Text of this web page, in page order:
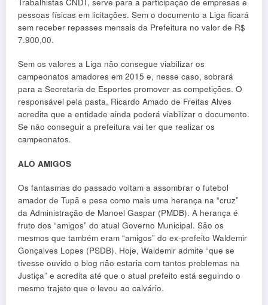
pessoas físicas em licitações. Sem o documento a Liga ficará
sem receber repasses mensais da Prefeitura no valor de R$
7.900,00.
Sem os valores a Liga não consegue viabilizar os
campeonatos amadores em 2015 e, nesse caso, sobrará
para a Secretaria de Esportes promover as competições. O
responsável pela pasta, Ricardo Amado de Freitas Alves
acredita que a entidade ainda poderá viabilizar o documento.
Se não conseguir a prefeitura vai ter que realizar os
campeonatos.
ALÔ AMIGOS
Os fantasmas do passado voltam a assombrar o futebol
amador de Tupã e pesa como mais uma herança na “cruz”
da Administração de Manoel Gaspar (PMDB). A herança é
fruto dos “amigos” do atual Governo Municipal. São os
mesmos que também eram “amigos” do ex-prefeito Waldemir
Gonçalves Lopes (PSDB). Hoje, Waldemir admite “que se
tivesse ouvido o blog não estaria com tantos problemas na
Justiça” e acredita até que o atual prefeito está seguindo o
mesmo trajeto que o levou ao calvário.